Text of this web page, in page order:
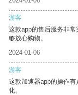
游客
这款app的售后服务非
够放心购物。
2024-01-06
游客
这款加速器app的操作
化。